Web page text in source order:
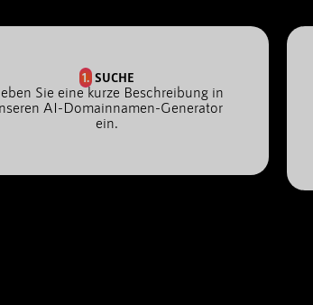
1.SUCHE
Sie eine kurze Beschreibung in
AI-Domainnamen-Generator
ein.